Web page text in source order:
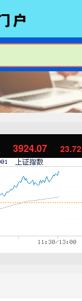
3924.07 23.72